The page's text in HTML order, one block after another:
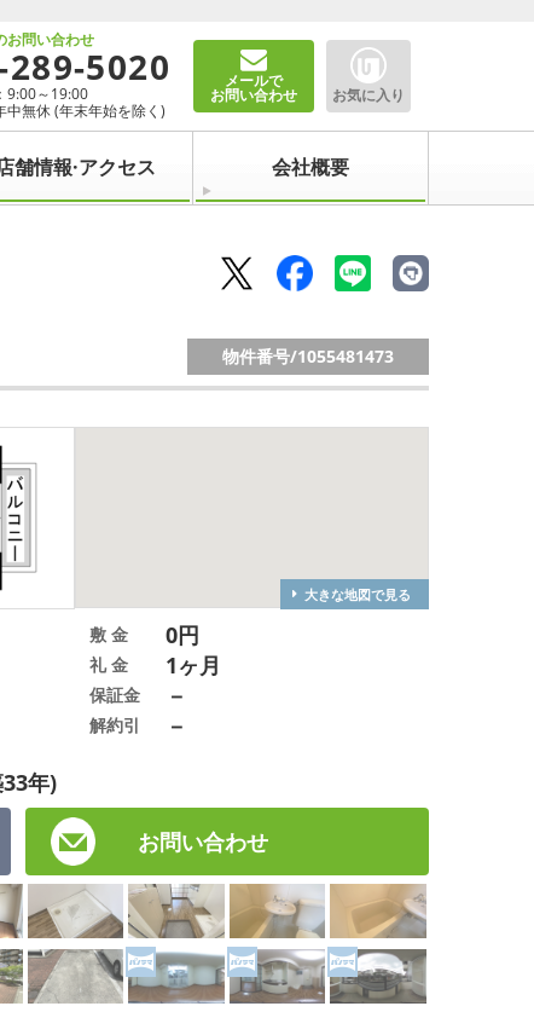
お問い合わせ
289-5020
9:00～19:00
中無休 (年末年始を除く)
メールで
お問い合わせ お気に入り
舗情報·アクセス 会社概要
物件番号/1055481473
大きな地図で見る
お問い合わせ
年)
敷 金 0円
礼 金 1ヶ月
保証金 －
解約引 －